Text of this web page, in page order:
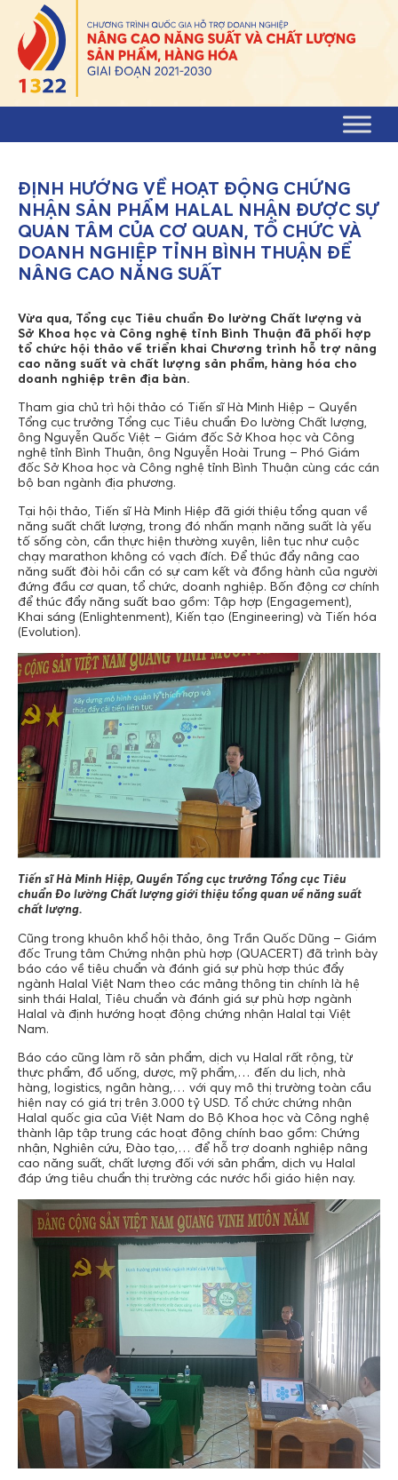
Skip to content
ĐỊNH HƯỚNG VỀ HOẠT ĐỘNG CHỨNG
NHẬN SẢN PHẨM HALAL NHẬN ĐƯỢC SỰ
QUAN TÂM CỦA CƠ QUAN, TỔ CHỨC VÀ
DOANH NGHIỆP TỈNH BÌNH THUẬN ĐỂ
NÂNG CAO NĂNG SUẤT
Vừa qua, Tổng cục Tiêu chuẩn Đo lường Chất lượng và
Sở Khoa học và Công nghệ tỉnh Bình Thuận đã phối hợp
tổ chức hội thảo về triển khai Chương trình hỗ trợ nâng
cao năng suất và chất lượng sản phẩm, hàng hóa cho
doanh nghiệp trên địa bàn.
Tham gia chủ trì hội thảo có Tiến sĩ Hà Minh Hiệp – Quyền
Tổng cục trưởng Tổng cục Tiêu chuẩn Đo lường Chất lượng,
ông Nguyễn Quốc Việt – Giám đốc Sở Khoa học và Công
nghệ tỉnh Bình Thuận, ông Nguyễn Hoài Trung – Phó Giám
đốc Sở Khoa học và Công nghệ tỉnh Bình Thuận cùng các cán
bộ ban ngành địa phương.
Tại hội thảo, Tiến sĩ Hà Minh Hiệp đã giới thiệu tổng quan về
năng suất chất lượng, trong đó nhấn mạnh năng suất là yếu
tố sống còn, cần thực hiện thường xuyên, liên tục như cuộc
chạy marathon không có vạch đích. Để thúc đẩy nâng cao
năng suất đòi hỏi cần có sự cam kết và đồng hành của người
đứng đầu cơ quan, tổ chức, doanh nghiệp. Bốn động cơ chính
để thúc đẩy năng suất bao gồm: Tập hợp (Engagement),
Khai sáng (Enlightenment), Kiến tạo (Engineering) và Tiến hóa
(Evolution).
Tiến sĩ Hà Minh Hiệp, Quyền Tổng cục trưởng Tổng cục Tiêu
chuẩn Đo lường Chất lượng giới thiệu tổng quan về năng suất
chất lượng.
Cũng trong khuôn khổ hội thảo, ông Trần Quốc Dũng – Giám
đốc Trung tâm Chứng nhận phù hợp (QUACERT) đã trình bày
báo cáo về tiêu chuẩn và đánh giá sự phù hợp thúc đẩy
ngành Halal Việt Nam theo các mảng thông tin chính là hệ
sinh thái Halal, Tiêu chuẩn và đánh giá sự phù hợp ngành
Halal và định hướng hoạt động chứng nhận Halal tại Việt
Nam.
Báo cáo cũng làm rõ sản phẩm, dịch vụ Halal rất rộng, từ
thực phẩm, đồ uống, dược, mỹ phẩm,… đến du lịch, nhà
hàng, logistics, ngân hàng,… với quy mô thị trường toàn cầu
hiện nay có giá trị trên 3.000 tỷ USD. Tổ chức chứng nhận
Halal quốc gia của Việt Nam do Bộ Khoa học và Công nghệ
thành lập tập trung các hoạt động chính bao gồm: Chứng
nhận, Nghiên cứu, Đào tạo,… để hỗ trợ doanh nghiệp nâng
cao năng suất, chất lượng đối với sản phẩm, dịch vụ Halal
đáp ứng tiêu chuẩn thị trường các nước hồi giáo hiện nay.